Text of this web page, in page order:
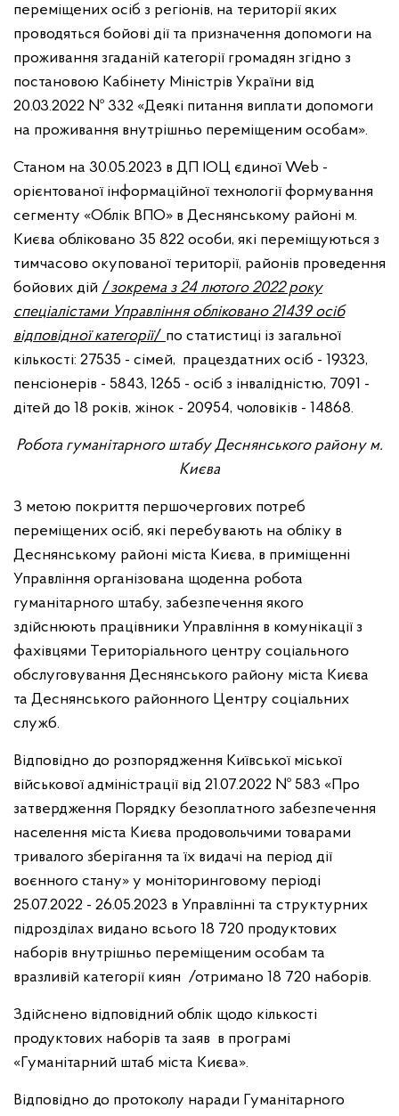
переміщених осіб з регіонів, на території яких
проводяться бойові дії та призначення допомоги на
проживання згаданій категорії громадян згідно з
постановою Кабінету Міністрів України від
20.03.2022 № 332 «Деякі питання виплати допомоги
на проживання внутрішньо переміщеним особам».
Станом на 30.05.2023 в ДП ІОЦ єдиної Web -
орієнтованої інформаційної технології формування
сегменту «Облік ВПО» в Деснянському районі м.
Києва обліковано 35 822 особи, які переміщуються з
тимчасово окупованої території, районів проведення
бойових дій /зокрема з 24 лютого 2022 року
спеціалістами Управління обліковано 21439 осіб
відповідної категорії/ по статистиці із загальної
кількості: 27535 - сімей, працездатних осіб - 19323,
пенсіонерів - 5843, 1265 - осіб з інвалідністю, 7091 -
дітей до 18 років, жінок - 20954, чоловіків - 14868.
Робота гуманітарного штабу Деснянського району м.
Києва
З метою покриття першочергових потреб
переміщених осіб, які перебувають на обліку в
Деснянському районі міста Києва, в приміщенні
Управління організована щоденна робота
гуманітарного штабу, забезпечення якого
здійснюють працівники Управління в комунікації з
фахівцями Територіального центру соціального
обслуговування Деснянського району міста Києва
та Деснянського районного Центру соціальних
служб.
Відповідно до розпорядження Київської міської
військової адміністрації від 21.07.2022 № 583 «Про
затвердження Порядку безоплатного забезпечення
населення міста Києва продовольчими товарами
тривалого зберігання та їх видачі на період дії
воєнного стану» у моніторинговому періоді
25.07.2022 - 26.05.2023 в Управлінні та структурних
підрозділах видано всього 18 720 продуктових
наборів внутрішньо переміщеним особам та
вразливій категорії киян /отримано 18 720 наборів.
Здійснено відповідний облік щодо кількості
продуктових наборів та заяв в програмі
«Гуманітарний штаб міста Києва».
Відповідно до протоколу наради Гуманітарного